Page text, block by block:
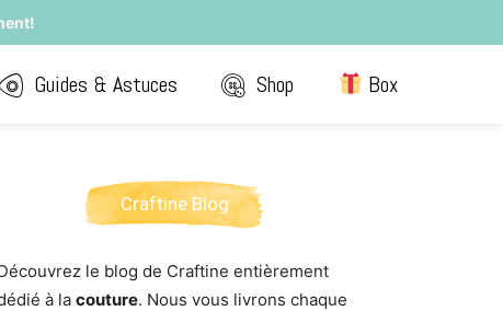
Guides & Astuces Shop Box
Craftine Blog
le blog de Craftine entièrement
à la couture. Nous vous livrons chaque